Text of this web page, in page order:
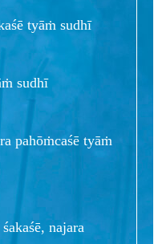
tyāṁ sudhī
sudhī
pahōṁcaśē tyāṁ
najara